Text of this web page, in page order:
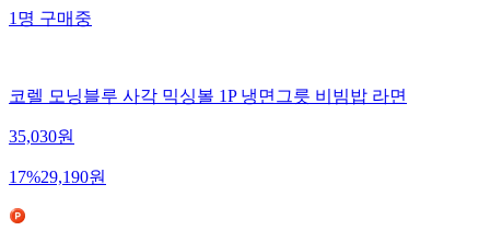
1명구매중
코렐 모닝블루 사각 믹싱볼 1P 냉면그릇 비빔밥 라면
35,030원
17%29,190원